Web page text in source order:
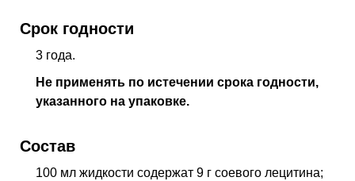
Срок годности
3 года.
Не применять по истечении срока годности,
указанного на упаковке.
Состав
100 мл жидкости содержат 9 г соевого лецитина;